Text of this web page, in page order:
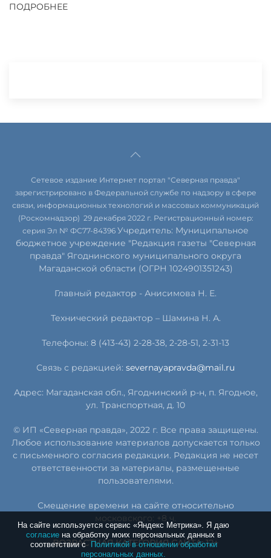
ПОДРОБНЕЕ
На сайте используется сервис «Яндекс Метрика». Я даю
согласиена обработку моих персональных данных в
соответствии с Политикой в отношении обработки
персональных данных.
Сетевое издание Интернет портал "Северная правда"
зарегистрировано в Федеральной службе по надзору в сфере
связи, информационных технологий и массовых коммуникаций
(Роскомнадзор) 29 декабря 2022 г. Регистрационный номер:
серия Эл № ФС77-84396 Учредитель: Муниципальное
бюджетное учреждение "Редакция газеты "Северная
правда" Ягоднинского муниципального округа
Магаданской области (ОГРН 1024901351243)
Главный редактор - Анисимова Н. Е.
Технический редактор – Шамина Н. А.
Телефоны: 8 (413-43) 2-28-38, 2-28-51, 2-31-13
Связь с редакцией: severnayapravda@mail.ru
Адрес: Магаданская обл., Ягоднинский р-н, п. Ягодное,
ул. Транспортная, д. 10
© ИП «Северная правда», 2022 г. Все права защищены.
Любое использование материалов допускается только
с письменного согласия редакции. Редакция не несет
ответственности за материалы, размещенные
пользователями.
Смещение времени на сайте относительно
московского: +8 ч.
ВОЗРАСТНАЯ КАТЕГОРИЯ САЙТА: 12+